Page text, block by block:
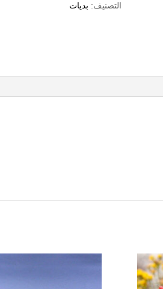
التصنيف: بديات